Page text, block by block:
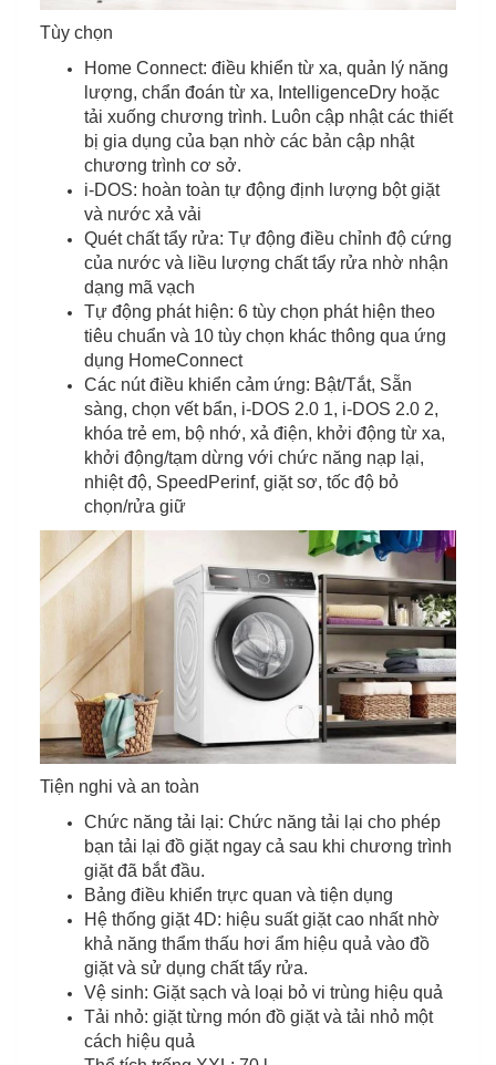
Tùy chọn
Home Connect: điều khiển từ xa, quản lý năng
lượng, chẩn đoán từ xa, IntelligenceDry hoặc
tải xuống chương trình. Luôn cập nhật các thiết
bị gia dụng của bạn nhờ các bản cập nhật
chương trình cơ sở.
i-DOS: hoàn toàn tự động định lượng bột giặt
và nước xả vải
Quét chất tẩy rửa: Tự động điều chỉnh độ cứng
của nước và liều lượng chất tẩy rửa nhờ nhận
dạng mã vạch
Tự động phát hiện: 6 tùy chọn phát hiện theo
tiêu chuẩn và 10 tùy chọn khác thông qua ứng
dụng HomeConnect
Các nút điều khiển cảm ứng: Bật/Tắt, Sẵn
sàng, chọn vết bẩn, i-DOS 2.0 1, i-DOS 2.0 2,
khóa trẻ em, bộ nhớ, xả điện, khởi động từ xa,
khởi động/tạm dừng với chức năng nạp lại,
nhiệt độ, SpeedPerinf, giặt sơ, tốc độ bỏ
chọn/rửa giữ
Tiện nghi và an toàn
Chức năng tải lại: Chức năng tải lại cho phép
bạn tải lại đồ giặt ngay cả sau khi chương trình
giặt đã bắt đầu.
Bảng điều khiển trực quan và tiện dụng
Hệ thống giặt 4D: hiệu suất giặt cao nhất nhờ
khả năng thẩm thấu hơi ẩm hiệu quả vào đồ
giặt và sử dụng chất tẩy rửa.
Vệ sinh: Giặt sạch và loại bỏ vi trùng hiệu quả
Tải nhỏ: giặt từng món đồ giặt và tải nhỏ một
cách hiệu quả